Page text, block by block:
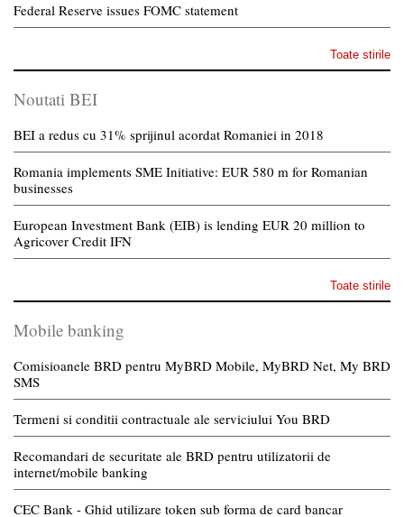
Federal Reserve issues FOMC statement
Toate stirile
Noutati BEI
BEI a redus cu 31% sprijinul acordat Romaniei in 2018
Romania implements SME Initiative: EUR 580 m for Romanian
businesses
European Investment Bank (EIB) is lending EUR 20 million to
Agricover Credit IFN
Toate stirile
Mobile banking
Comisioanele BRD pentru MyBRD Mobile, MyBRD Net, My BRD
SMS
Termeni si conditii contractuale ale serviciului You BRD
Recomandari de securitate ale BRD pentru utilizatorii de
internet/mobile banking
CEC Bank - Ghid utilizare token sub forma de card bancar